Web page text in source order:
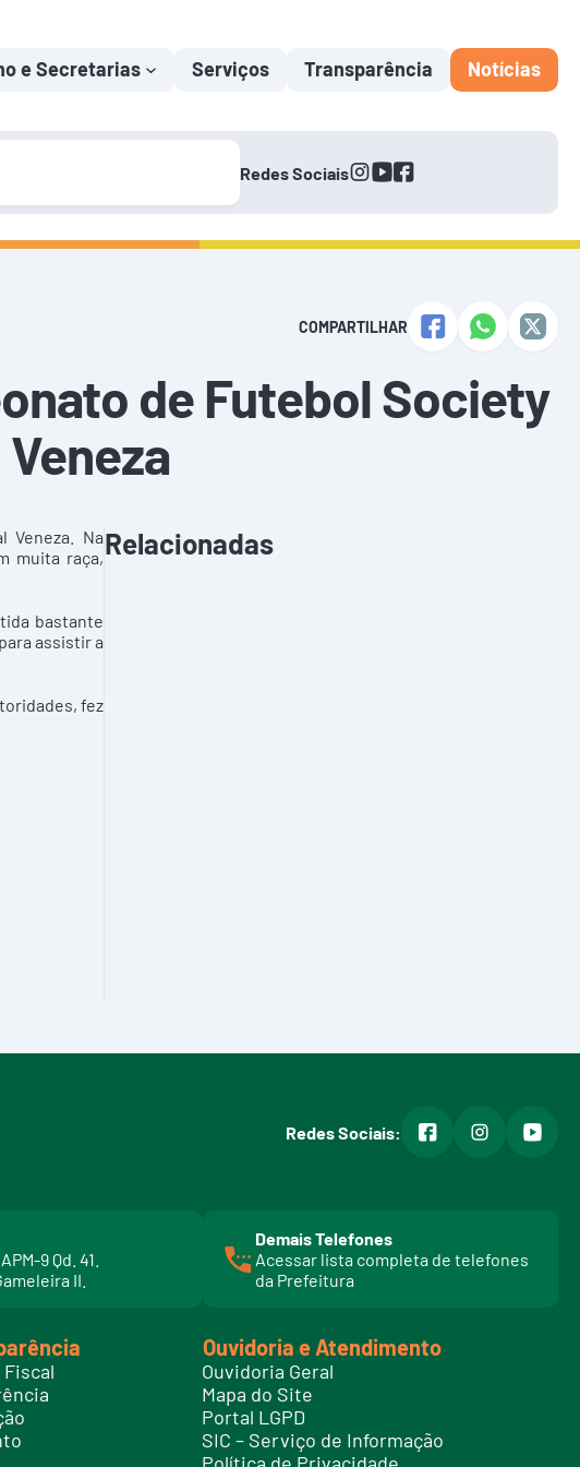
e Secretarias Serviços Transparência Notícias
Redes Sociaisinstagram
youtube
facebook
COMPARTILHAR
de Futebol Society
Veneza. Na
muita raça,
bastante
assistir a
fez
Relacionadas
Redes Sociais: facebookinstagram
9 Qd. 41.
II.
Demais Telefones
Acessar lista completa de telefones
da Prefeitura
l
i
t
e
l
e
f
o
Ouvidoria e Atendimento
Ouvidoria Geral
Mapa do Site
Portal LGPD
SIC – Serviço de Informação